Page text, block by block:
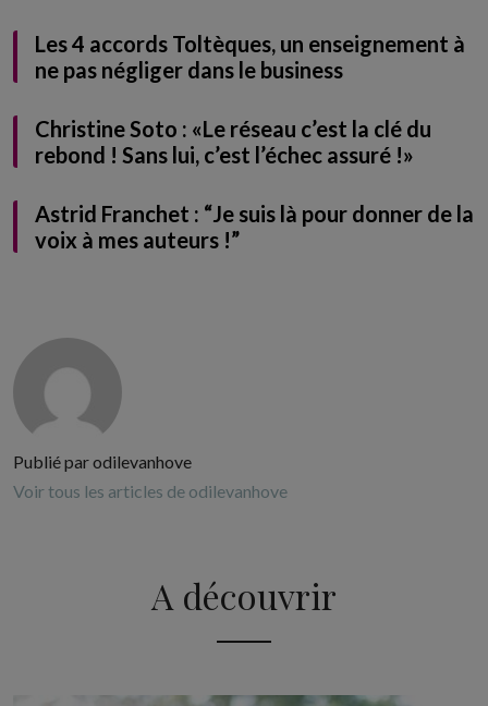
Les 4 accords Toltèques, un enseignement à
ne pas négliger dans le business
Christine Soto : «Le réseau c’est la clé du
rebond ! Sans lui, c’est l’échec assuré !»
Astrid Franchet : “Je suis là pour donner de la
voix à mes auteurs !”
Publié par odilevanhove
Voir tous les articles de odilevanhove
A découvrir